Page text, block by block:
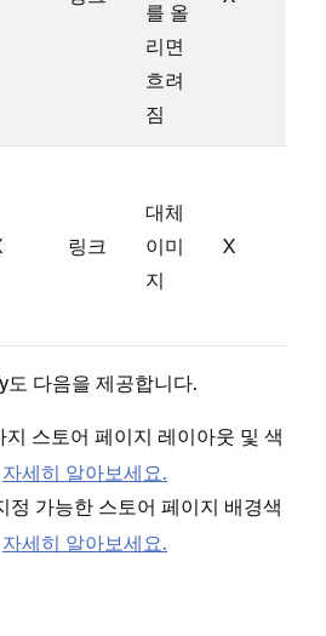
를 올
리면
흐려
짐
링크
대체
이미
지
X
다음을 제공합니다.
지 스토어 페이지 레이아웃 및 색
자세히 알아보세요.
정 가능한 스토어 페이지 배경색
자세히 알아보세요.